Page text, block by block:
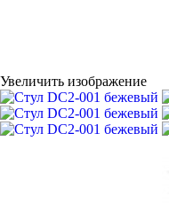
Увеличить изображение